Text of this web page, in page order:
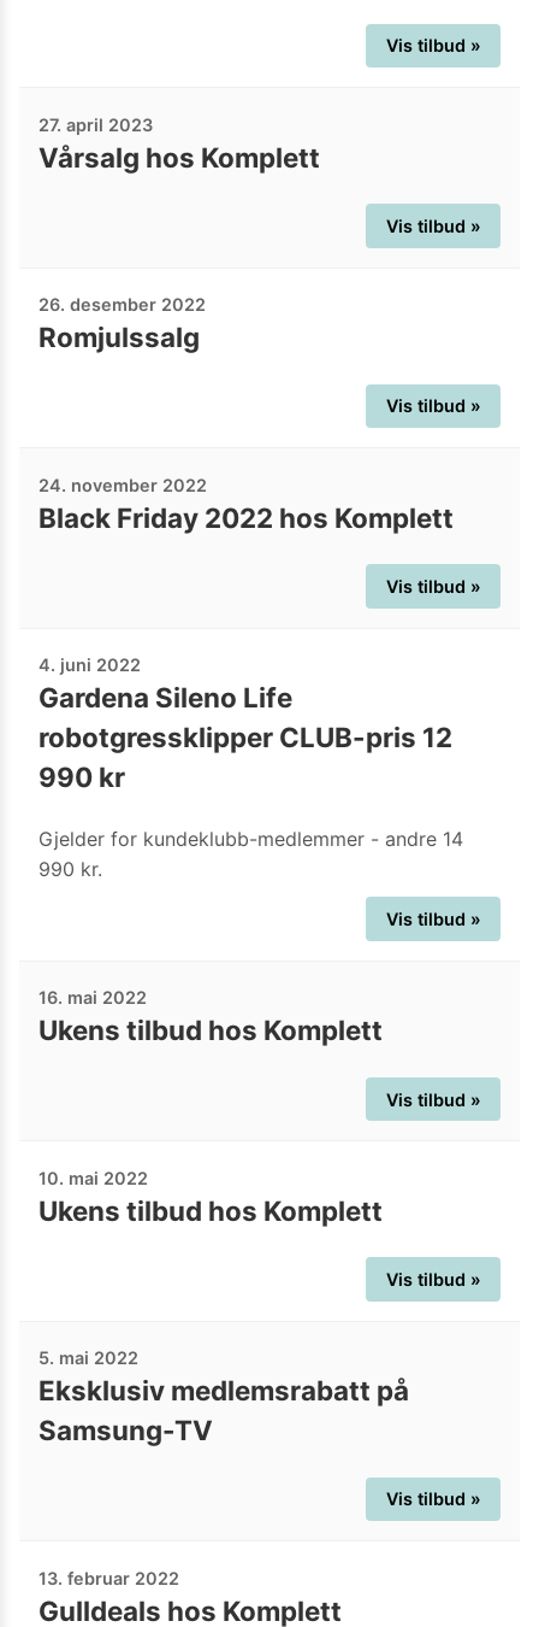
Vis tilbud »
27. april 2023
Vårsalg hos Komplett
Vis tilbud »
26. desember 2022
Romjulssalg
Vis tilbud »
24. november 2022
Black Friday 2022 hos Komplett
Vis tilbud »
4. juni 2022
Gardena Sileno Life
robotgressklipper CLUB-pris 12
990 kr
Gjelder for kundeklubb-medlemmer - andre 14
990 kr.
Vis tilbud »
16. mai 2022
Ukens tilbud hos Komplett
Vis tilbud »
10. mai 2022
Ukens tilbud hos Komplett
Vis tilbud »
5. mai 2022
Eksklusiv medlemsrabatt på
Samsung-TV
Vis tilbud »
13. februar 2022
Gulldeals hos Komplett